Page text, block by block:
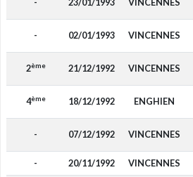
- 02/01/1993 VINCENNES
2ème 21/12/1992 VINCENNES
4ème 18/12/1992 ENGHIEN
- 07/12/1992 VINCENNES
- 20/11/1992 VINCENNES